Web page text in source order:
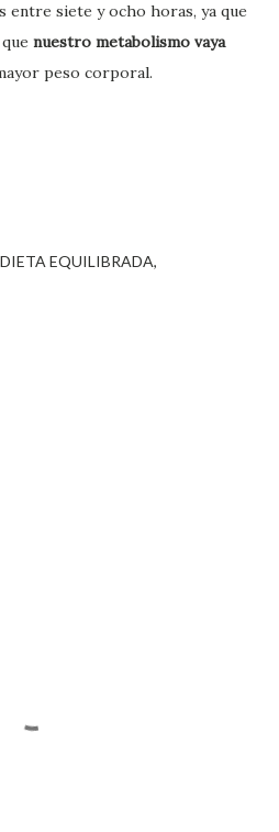
entre siete y ocho horas, ya que
nuestro metabolismo vaya
peso corporal.
DIETA EQUILIBRADA